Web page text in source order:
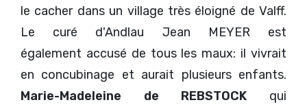
le cacher dans un village très éloigné de Valff.
Le curé d'Andlau Jean MEYER est
également accusé de tous les maux: il vivrait
en concubinage et aurait plusieurs enfants.
Marie-Madeleine de REBSTOCK qui